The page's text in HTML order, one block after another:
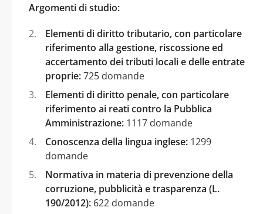
Argomenti di studio:
Elementi di diritto tributario, con particolare
riferimento alla gestione, riscossione ed
accertamento dei tributi locali e delle entrate
proprie:725 domande
Elementi di diritto penale, con particolare
riferimento ai reati contro la Pubblica
Amministrazione: 1117 domande
Conoscenza della lingua inglese: 1299
domande
Normativa in materia di prevenzione della
corruzione, pubblicità e trasparenza (L.
190/2012): 622 domande